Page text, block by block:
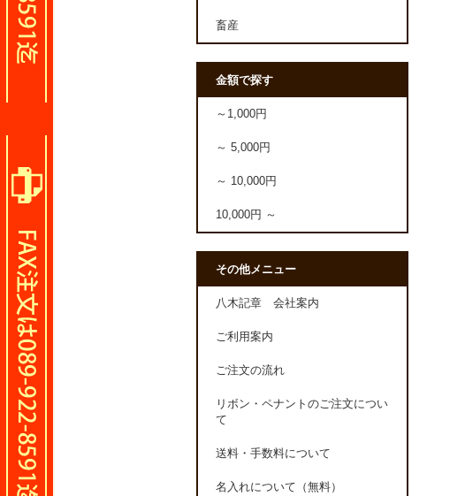
畜産
金額で探す
～1,000円
～ 5,000円
～ 10,000円
10,000円 ～
その他メニュー
八木記章 会社案内
ご利用案内
ご注文の流れ
リボン・ペナントのご注文につい
て
送料・手数料について
名入れについて（無料）